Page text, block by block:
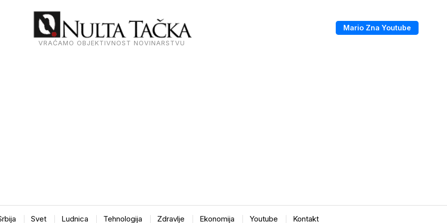
VRAĆAMO OBJEKTIVNOST NOVINARSTVU
Mario Zna Youtube
Svet Ludnica Tehnologija Zdravlje Ekonomija Youtube Kontakt